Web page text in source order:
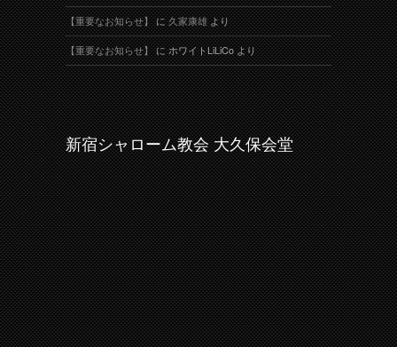
【重要なお知らせ】に久家康雄より
【重要なお知らせ】にホワイトLiLiCoより
新宿シャローム教会 大久保会堂